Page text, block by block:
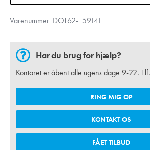
Varenummer: DOT62-_59141
Har du brug for hjælp?
Kontoret er åbent alle ugens dage 9-22. Tlf.
RING MIG OP
KONTAKT OS
FÅ ET TILBUD